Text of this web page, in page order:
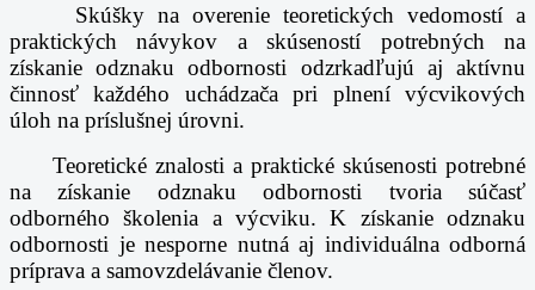
Skúšky na overenie teoretických vedomostí a
praktických návykov a skúseností potrebných na
získanie odznaku odbornosti odzrkadľujú aj aktívnu
činnosť každého uchádzača pri plnení výcvikových
úloh na príslušnej úrovni.
Teoretické znalosti a praktické skúsenosti potrebné
na získanie odznaku odbornosti tvoria súčasť
odborného školenia a výcviku. K získanie odznaku
odbornosti je nesporne nutná aj individuálna odborná
príprava a samovzdelávanie členov.